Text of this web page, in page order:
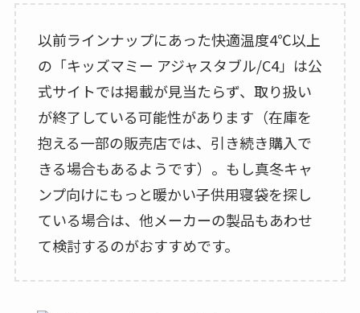
以前ラインナップにあった快適温度4℃以上
の「キッズマミー アジャスタブル/C4」は公
式サイトでは掲載が見当たらず、取り扱い
が終了している可能性があります（在庫を
抱える一部の販売店では、引き続き購入で
きる場合もあるようです）。もし真冬キャ
ンプ向けにもっと暖かい子供用寝袋を探し
ている場合は、他メーカーの製品もあわせ
て検討するのがおすすめです。